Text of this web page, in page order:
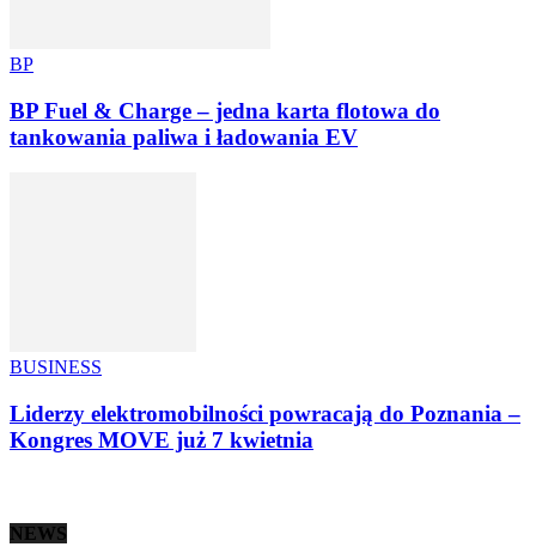
BP
BP Fuel & Charge – jedna karta flotowa do
tankowania paliwa i ładowania EV
BUSINESS
Liderzy elektromobilności powracają do Poznania –
Kongres MOVE już 7 kwietnia
NEWS